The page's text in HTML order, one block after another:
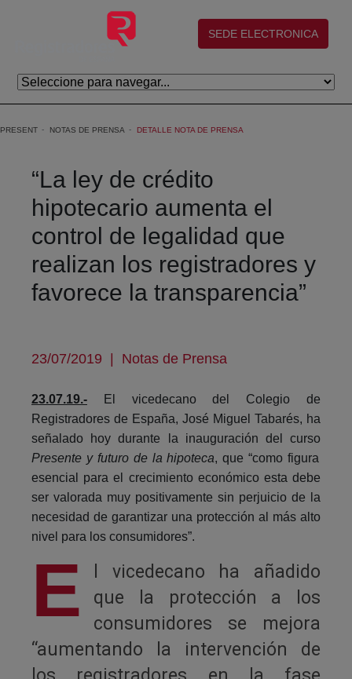
Skip to Main Content
(abre en nueva ventana)
SEDE ELECTRONICA
PRESENT NOTAS DE PRENSA DETALLE NOTA DE PRENSA
“La ley de crédito
hipotecario aumenta el
control de legalidad que
realizan los registradores y
favorece la transparencia”
23/07/2019 | Notas de Prensa
23.07.19.- El vicedecano del Colegio de
Registradores de España, José Miguel Tabarés, ha
señalado hoy durante la inauguración del curso
Presente y futuro de la hipoteca, que “como figura
esencial para el crecimiento económico esta debe
ser valorada muy positivamente sin perjuicio de la
necesidad de garantizar una protección al más alto
nivel para los consumidores”.
E
l vicedecano ha añadido
que la protección a los
consumidores se mejora
“aumentando la intervención de